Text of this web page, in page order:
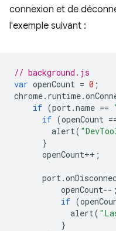
connexion et de
l'exemple suivant :
// background.js
var openCount = 0 ;
chrome. runtime.
if (port.name ==
if (openCount
alert(
}
openCount++ ;
port.
openCount-- ;
if (
alert(
}